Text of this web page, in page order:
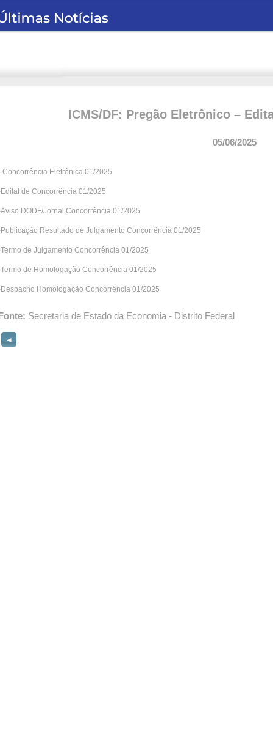
ICMS/DF: Pregão Eletrônico –
05/06/2025
Concorrência Eletrônica 01/2025
de Concorrência 01/2025
DODF/Jornal Concorrência 01/2025
Resultado de Julgamento Concorrência 01/2025
de Julgamento Concorrência 01/2025
de Homologação Concorrência 01/2025
Homologação Concorrência 01/2025
Secretaria de Estado da Economia - Distrito Federal
◄